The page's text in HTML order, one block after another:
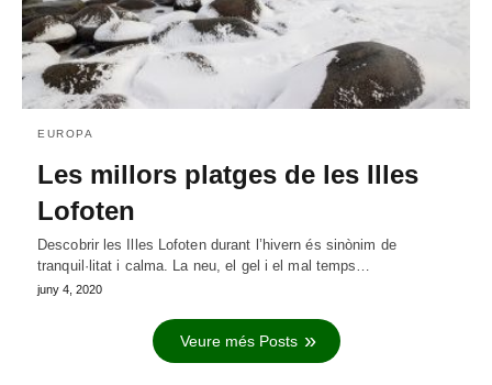
EUROPA
Les millors platges de les Illes
Lofoten
Descobrir les Illes Lofoten durant l’hivern és sinònim de
tranquil·litat i calma. La neu, el gel i el mal temps…
juny 4, 2020
Veure més Posts